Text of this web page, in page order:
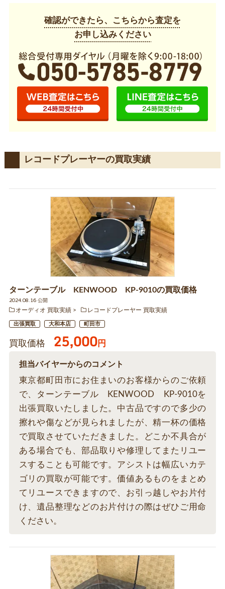
確認ができたら、こちらから査定を
お申し込みください
レコードプレーヤーの買取実績
ターンテーブル KENWOOD KP-9010の買取価格
2024.08.16 公開
オーディオ 買取実績
レコードプレーヤー 買取実績
出張買取 大和本店 町田市
買取価格 25,000円
担当バイヤーからのコメント
東京都町田市にお住まいのお客様からのご依頼
で、ターンテーブル KENWOOD KP-9010を
出張買取いたしました。中古品ですので多少の
擦れや傷などが見られましたが、精一杯の価格
で買取させていただきました。どこか不具合が
ある場合でも、部品取りや修理してまたリユー
スすることも可能です。アシストは幅広いカテ
ゴリの買取が可能です。価値あるものをまとめ
てリユースできますので、お引っ越しやお片付
け、遺品整理などのお片付けの際はぜひご用命
ください。